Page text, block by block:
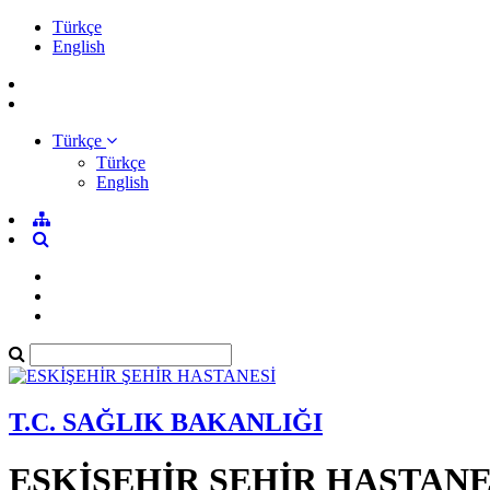
Türkçe
English
Türkçe
Türkçe
English
T.C. SAĞLIK BAKANLIĞI
ESKİŞEHİR ŞEHİR